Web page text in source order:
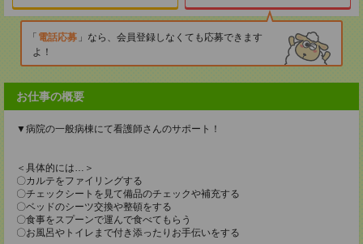
電話応募
なら、会員登録しなくても応募できます
よ！
お仕事の概要
▼病院の一般病棟にて看護師さんのサポート！
＜具体的には…＞
〇カルテをファイリングする
〇チェックシートを見て備品のチェックや補充する
〇ベッドのシーツ交換や整頓をする
〇食事をスプーンで運んで食べてもらう
〇お風呂やトイレまで付き添ったりお手伝いをする